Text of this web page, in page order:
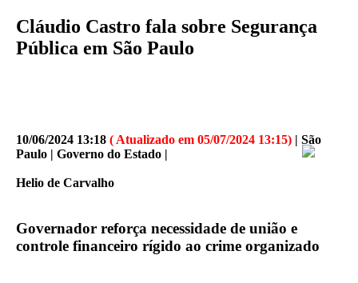
Cláudio Castro fala sobre Segurança
Pública em São Paulo
10/06/2024 13:18 ( Atualizado em 05/07/2024 13:15) | São
Paulo | Governo do Estado |
Helio de Carvalho
Governador reforça necessidade de união e
controle financeiro rígido ao crime organizado